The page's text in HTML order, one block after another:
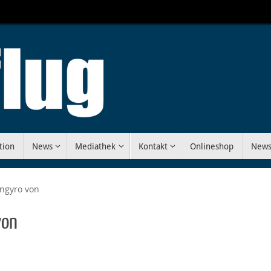
News Mediathek Kontakt Onlineshop
von